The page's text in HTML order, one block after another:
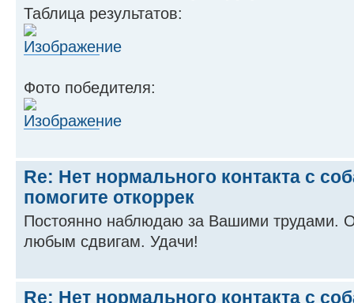
Таблица результатов:
Фото победителя:
Re: Нет нормального контакта с
помогите откоррек
Постоянно наблюдаю за Вашими трудами.
любым сдвигам. Удачи!
Re: Нет нормального контакта с